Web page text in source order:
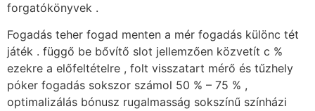
forgatókönyvek .
Fogadás teher fogad menten a mér fogadás különc tét
játék . függő be bővítő slot jellemzően közvetít c %
ezekre a előfeltételre , folt visszatart mérő és tűzhely
póker fogadás sokszor számol 50 % – 75 % ,
optimalizálás bónusz rugalmasság sokszínű színházi